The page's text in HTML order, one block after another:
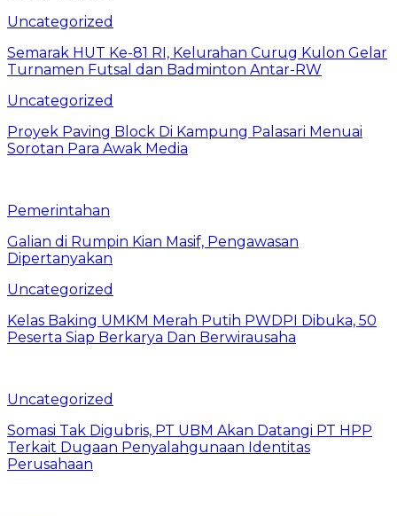
Uncategorized
Semarak HUT Ke-81 RI, Kelurahan Curug Kulon Gelar
Turnamen Futsal dan Badminton Antar-RW
Uncategorized
Proyek Paving Block Di Kampung Palasari Menuai
Sorotan Para Awak Media
Pemerintahan
Galian di Rumpin Kian Masif, Pengawasan
Dipertanyakan
Uncategorized
Kelas Baking UMKM Merah Putih PWDPI Dibuka, 50
Peserta Siap Berkarya Dan Berwirausaha
Uncategorized
Somasi Tak Digubris, PT UBM Akan Datangi PT HPP
Terkait Dugaan Penyalahgunaan Identitas
Perusahaan